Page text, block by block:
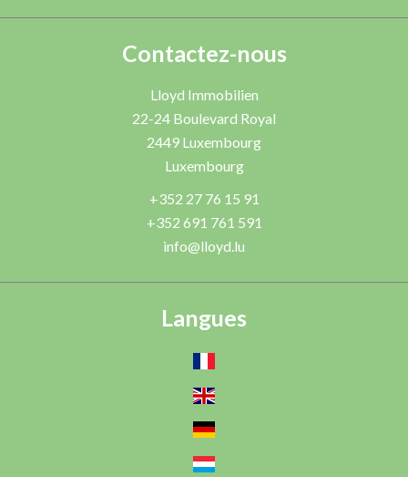
Contactez-nous
Lloyd Immobilien
22-24 Boulevard Royal
2449 Luxembourg
Luxembourg
+352 27 76 15 91
+352 691 761 591
info@lloyd.lu
Langues